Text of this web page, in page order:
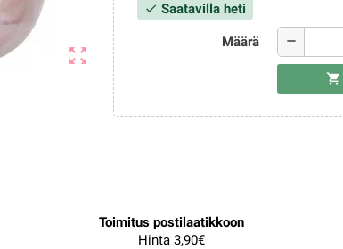
zoom_out_map
check Saatavilla heti
Määrä remove
shopping_cart
Toimitus postilaatikkoon
Hinta 3,90€